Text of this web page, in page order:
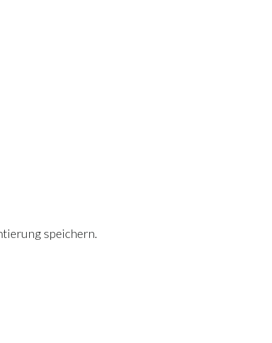
speichern.